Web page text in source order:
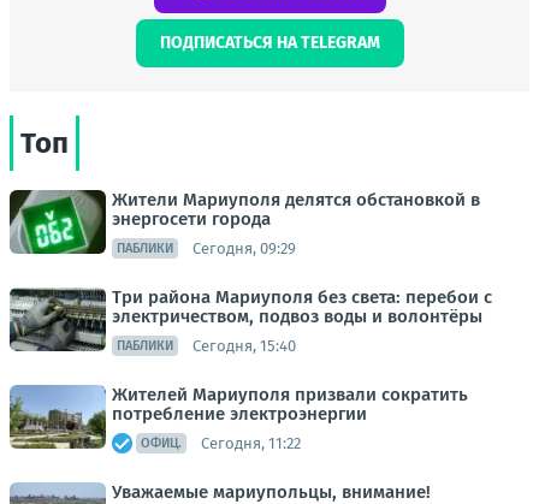
ПОДПИСАТЬСЯ НА TELEGRAM
Топ
Жители Мариуполя делятся обстановкой в
энергосети города
ПАБЛИКИ Сегодня, 09:29
Три района Мариуполя без света: перебои с
электричеством, подвоз воды и волонтёры
ПАБЛИКИ Сегодня, 15:40
Жителей Мариуполя призвали сократить
потребление электроэнергии
ОФИЦ. Сегодня, 11:22
Уважаемые мариупольцы, внимание!